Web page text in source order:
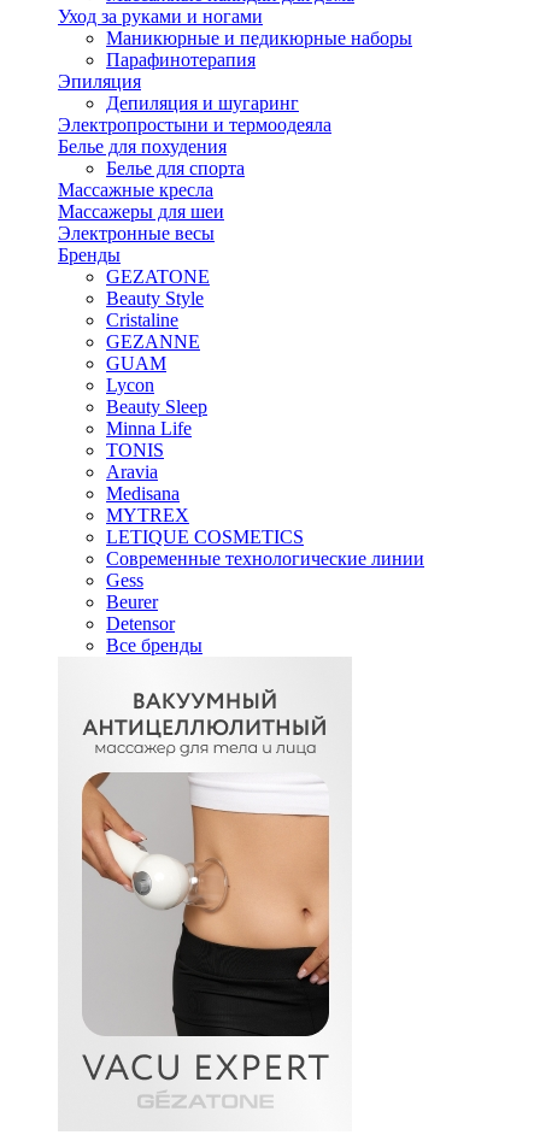
Уход за руками и ногами
Маникюрные и педикюрные наборы
Парафинотерапия
Эпиляция
Депиляция и шугаринг
Электропростыни и термоодеяла
Белье для похудения
Белье для спорта
Массажные кресла
Массажеры для шеи
Электронные весы
Бренды
GEZATONE
Beauty Style
Cristaline
GEZANNE
GUAM
Lycon
Beauty Sleep
Minna Life
TONIS
Aravia
Medisana
MYTREX
LETIQUE COSMETICS
Современные технологические линии
Gess
Beurer
Detensor
Все бренды